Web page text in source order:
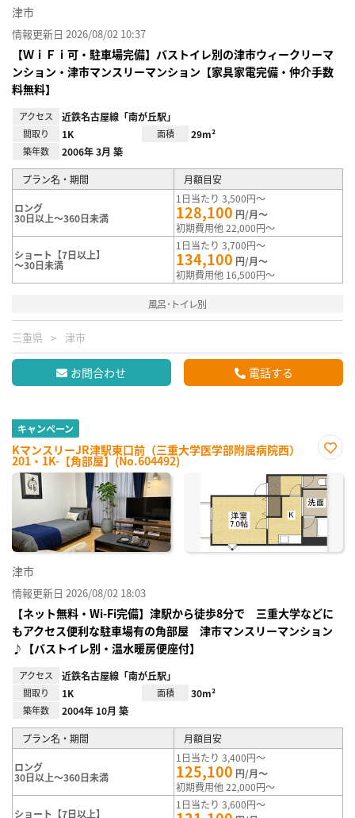
津市
情報更新日 2026/08/02 10:37
【ＷｉＦｉ可・駐車場完備】バストイレ別の津市ウィークリーマ
ンション・津市マンスリーマンション【家具家電完備・仲介手数
料無料】
アクセス 近鉄名古屋線「南が丘駅」
間取り 1K 面積 29m²
築年数 2006年 3月 築
プラン名・期間 月額目安
ロング
30日以上～360日未満
1日当たり 3,500円～
128,100 円/月～
初期費用他 22,000円～
ショート【7日以上】
～30日未満
1日当たり 3,700円～
134,100 円/月～
初期費用他 16,500円～
風呂･トイレ別
三重県 津市
お問合わせ 電話する
キャンペーン
KマンスリーJR津駅東口前（三重大学医学部附属病院西）
201・1K-【角部屋】(No.604492)
に入
り登
録
津市
情報更新日 2026/08/02 18:03
【ネット無料・Wi-Fi完備】津駅から徒歩8分で 三重大学などに
もアクセス便利な駐車場有の角部屋 津市マンスリーマンション
♪【バストイレ別・温水暖房便座付】
アクセス 近鉄名古屋線「南が丘駅」
間取り 1K 面積 30m²
築年数 2004年 10月 築
プラン名・期間 月額目安
ロング
30日以上～360日未満
1日当たり 3,400円～
125,100 円/月～
初期費用他 22,000円～
ショート【7日以上】
1日当たり 3,600円～